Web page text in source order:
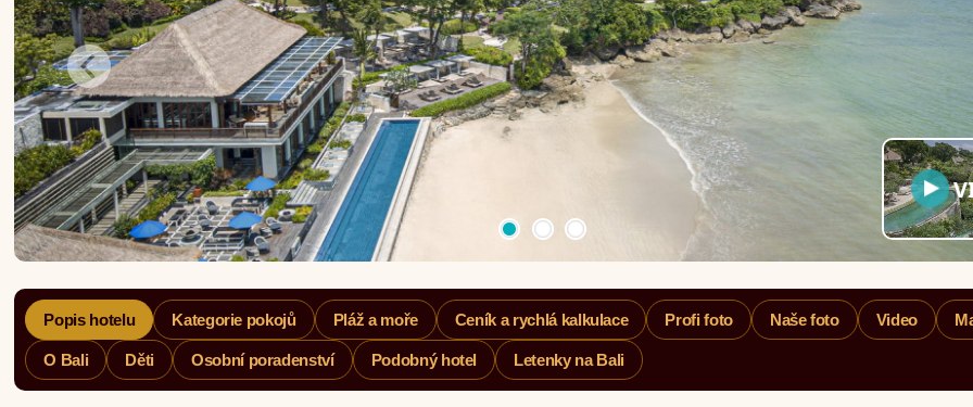
Popis hotelu Kategorie pokojů Pláž a moře Ceník a rychlá kalkulace Profi foto Naše foto Video
O Bali Děti Osobní poradenství Podobný hotel Letenky na Bali